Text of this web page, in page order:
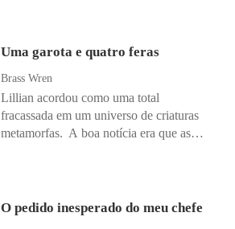
depois de tomar o que queria dela. Antes
que ela conseguisse respirar através da
dor que a partiu por dentro, as notícias já
estouravam nas manchetes: o noivado de
Zack com Selina, sua meia-irmã,
celebrado como "a união perfeita de
voz calma e calculista da própria mãe:
Uma garota e quatro feras
Brass Wren
Lillian acordou como uma total
fracassada em um universo de criaturas
metamorfas. A boa notícia era que as
talentosa roubou seu primeiro
O pedido inesperado do meu chefe